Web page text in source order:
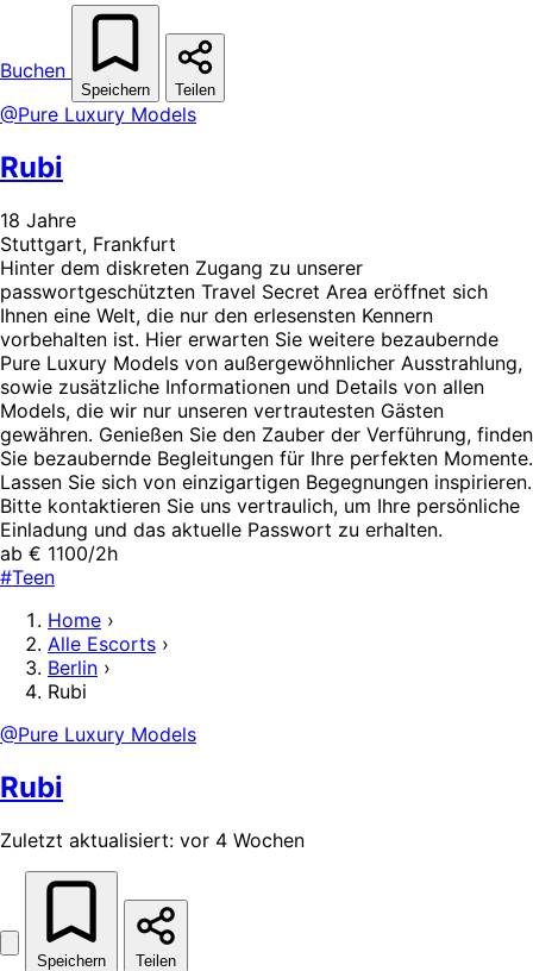
Buchen
Speichern Teilen
@Pure Luxury Models
Rubi
18 Jahre
Stuttgart, Frankfurt
Hinter dem diskreten Zugang zu unserer
passwortgeschützten Travel Secret Area eröffnet sich
Ihnen eine Welt, die nur den erlesensten Kennern
vorbehalten ist. Hier erwarten Sie weitere bezaubernde
Pure Luxury Models von außergewöhnlicher Ausstrahlung,
sowie zusätzliche Informationen und Details von allen
Models, die wir nur unseren vertrautesten Gästen
gewähren. Genießen Sie den Zauber der Verführung, finden
Sie bezaubernde Begleitungen für Ihre perfekten Momente.
Lassen Sie sich von einzigartigen Begegnungen inspirieren.
Bitte kontaktieren Sie uns vertraulich, um Ihre persönliche
Einladung und das aktuelle Passwort zu erhalten.
ab € 1100/2h
#Teen
Home ›
Alle Escorts ›
Berlin ›
Rubi
@Pure Luxury Models
Rubi
Zuletzt aktualisiert: vor 4 Wochen
Speichern Teilen